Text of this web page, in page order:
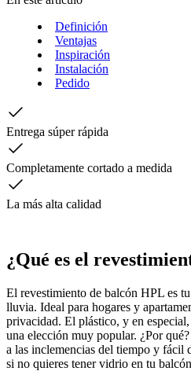
Definición
Ventajas
Inspiración
Instalación
Pedido
Entrega súper rápida
Completamente cortado a medida
La más alta calidad
¿Qué es el
El revestimiento de balcón HPL es
lluvia. Ideal para hogares y
privacidad. El plástico, y en especial,
una elección muy popular. ¿Por
a las inclemencias del tiempo y fácil
si no quieres tener vidrio en tu